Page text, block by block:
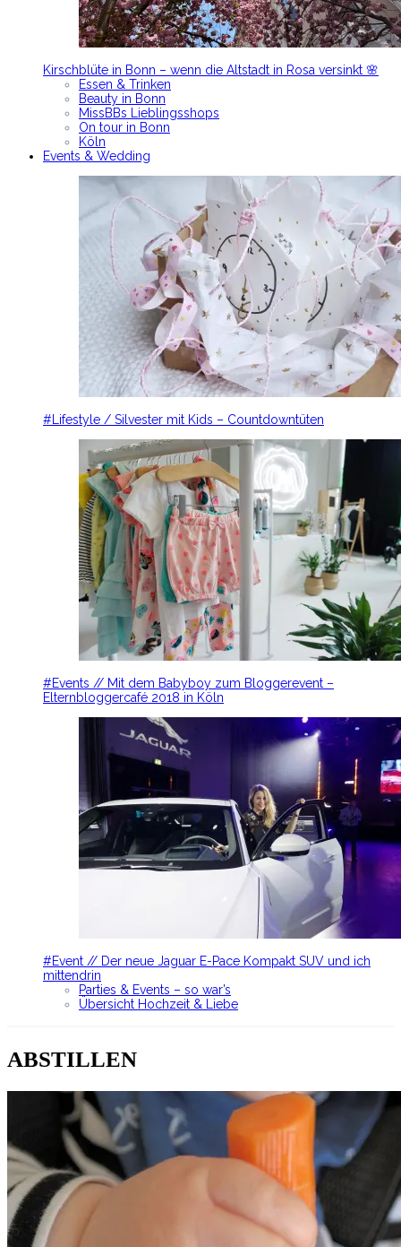
Kirschblüte in Bonn – wenn die Altstadt in Rosa versinkt 🌸
Essen & Trinken
Beauty in Bonn
MissBBs Lieblingsshops
On tour in Bonn
Köln
Events & Wedding
#Lifestyle / Silvester mit Kids – Countdowntüten
#Events // Mit dem Babyboy zum Bloggerevent –
Elternbloggercafé 2018 in Köln
#Event // Der neue Jaguar E-Pace Kompakt SUV und ich
mittendrin
Parties & Events – so war’s
Übersicht Hochzeit & Liebe
ABSTILLEN